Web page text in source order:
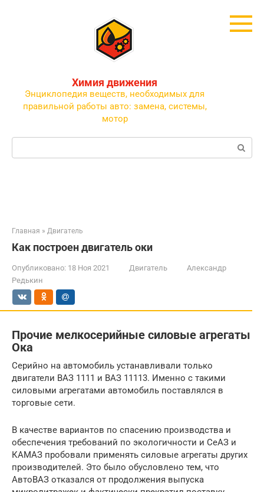
Химия движения
Энциклопедия веществ, необходимых для
правильной работы авто: замена, системы,
мотор
Поиск:
Главная » Двигатель
Как построен двигатель оки
Опубликовано: 18 Ноя 2021 Двигатель
Александр
Редькин
Прочие мелкосерийные силовые агрегаты
Ока
Серийно на автомобиль устанавливали только
двигатели ВАЗ 1111 и ВАЗ 11113. Именно с такими
силовыми агрегатами автомобиль поставлялся в
торговые сети.
В качестве вариантов по спасению производства и
обеспечения требований по экологичности и СеАЗ и
КАМАЗ пробовали применять силовые агрегаты других
производителей. Это было обусловлено тем, что
АвтоВАЗ отказался от продолжения выпуска